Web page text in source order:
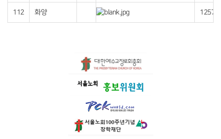
112 화양 12572